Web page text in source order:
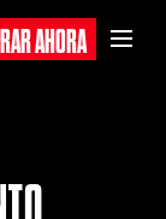
AHORA